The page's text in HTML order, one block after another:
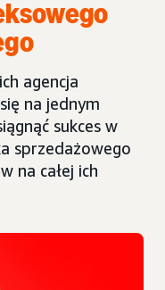
agencja
na jednym
sukces w
sprzedażowego
na całej ich